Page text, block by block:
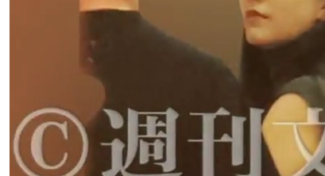
おすすめのキーワードタグ一覧
#藤田晋 #高市早苗 #後藤
#玉木雄一郎